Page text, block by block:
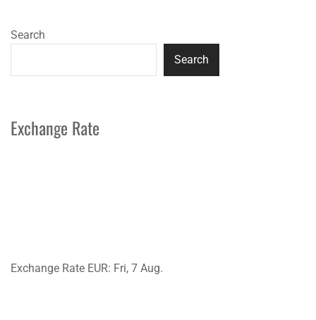
Search
Search
Exchange Rate
Exchange Rate EUR: Fri, 7 Aug.